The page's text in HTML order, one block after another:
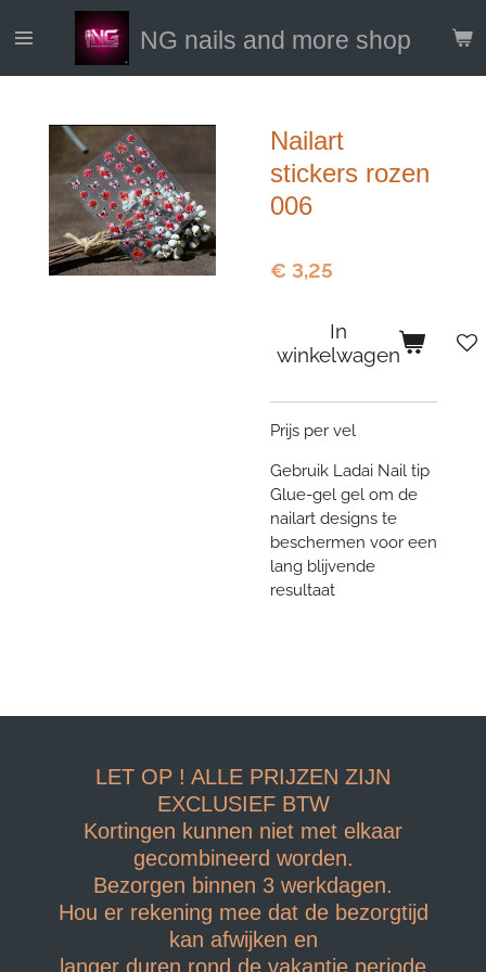
direct
NG nails and more shop
Nailart
stickers rozen
006
€ 3,25
In
winkelwagen
Prijs per vel
Gebruik Ladai Nail tip
Glue-gel gel om de
nailart designs te
beschermen voor een
lang blijvende
resultaat
LET OP ! ALLE PRIJZEN ZIJN
EXCLUSIEF BTW
Kortingen kunnen niet met elkaar
gecombineerd worden.
Bezorgen binnen 3 werkdagen.
Hou er rekening mee dat de bezorgtijd
kan afwijken en
langer duren rond de vakantie periode